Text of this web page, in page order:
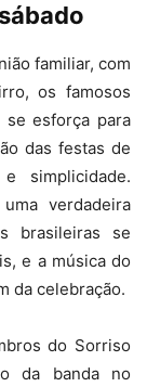
familiar, com
os famosos
se esforça para
das festas de
simplicidade.
verdadeira
brasileiras se
e a música do
da celebração.
do Sorriso
da banda no